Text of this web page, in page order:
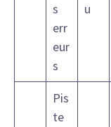
s
err
eur
s
u
Pis
te